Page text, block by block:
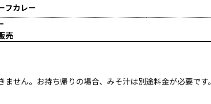
フカレー
売
せん。お持ち帰りの場合、みそ汁は別途料金が必要です。